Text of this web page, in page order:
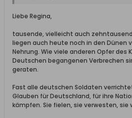
Liebe Regina,
tausende, vielleicht auch
liegen auch heute noch in den Dünen
Nehrung. Wie viele anderen Opfer des
Deutschen begangenen Verbrechen
geraten.
Fast alle deutschen Soldaten
Glauben für Deutschland, für ihre
kämpfen. Sie fielen, sie verwesten, sie